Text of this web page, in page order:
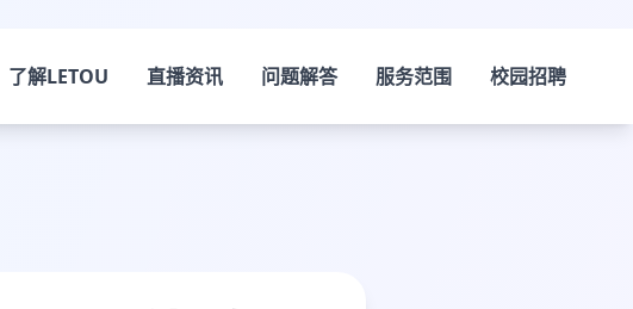
了解LETOU 直播资讯 问题解答 服务范围 校园招聘